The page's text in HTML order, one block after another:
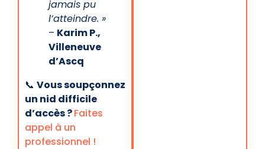
jamais pu
l’atteindre. »
– Karim P.,
Villeneuve
d’Ascq
📞 Vous soupçonnez
un nid difficile
d’accès ?Faites
appel à un
professionnel !